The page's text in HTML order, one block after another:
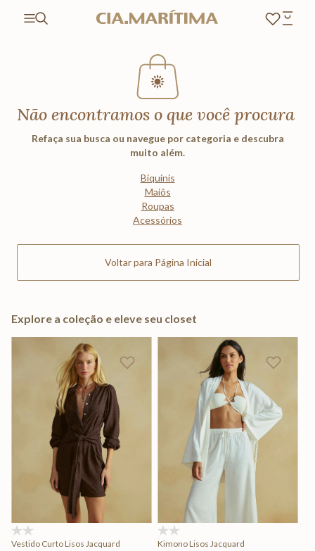
Não encontramos o que você procura
Refaça sua busca ou navegue por categoria e descubra
muito além.
Biquínis
Maiôs
Roupas
Acessórios
Voltar para Página Inicial
Explore a coleção e eleve seu closet
Vestido Curto Lisos Jacquard Kimono Lisos Jacquard